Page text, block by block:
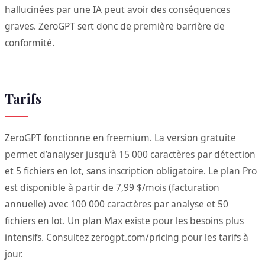
hallucinées par une IA peut avoir des conséquences
graves. ZeroGPT sert donc de première barrière de
conformité.
Tarifs
ZeroGPT fonctionne en freemium. La version gratuite
permet d’analyser jusqu’à 15 000 caractères par détection
et 5 fichiers en lot, sans inscription obligatoire. Le plan Pro
est disponible à partir de 7,99 $/mois (facturation
annuelle) avec 100 000 caractères par analyse et 50
fichiers en lot. Un plan Max existe pour les besoins plus
intensifs. Consultez zerogpt.com/pricing pour les tarifs à
jour.